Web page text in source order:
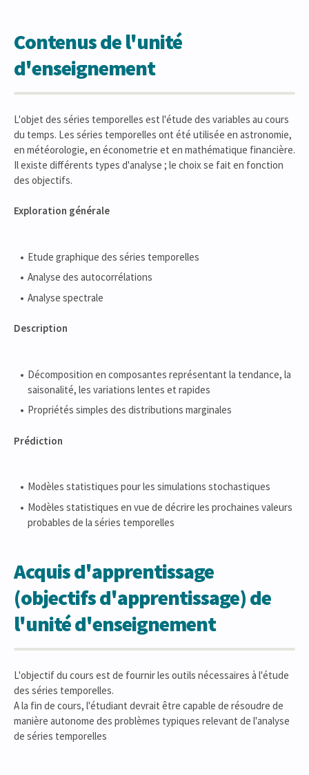
Contenus de l'unité
d'enseignement
L'objet des séries temporelles est l'étude des variables au cours
du temps. Les séries temporelles ont été utilisée en astronomie,
en météorologie, en économetrie et en mathématique financière.
Il existe différents types d'analyse ; le choix se fait en fonction
des objectifs.
Exploration générale
Etude graphique des séries temporelles
Analyse des autocorrélations
Analyse spectrale
Description
Décomposition en composantes représentant la tendance, la
saisonalité, les variations lentes et rapides
Propriétés simples des distributions marginales
Prédiction
Modèles statistiques pour les simulations stochastiques
Modèles statistiques en vue de décrire les prochaines valeurs
probables de la séries temporelles
Acquis d'apprentissage
(objectifs d'apprentissage) de
l'unité d'enseignement
L'objectif du cours est de fournir les outils nécessaires à l'étude
des séries temporelles.
A la fin de cours, l'étudiant devrait être capable de résoudre de
manière autonome des problèmes typiques relevant de l'analyse
de séries temporelles